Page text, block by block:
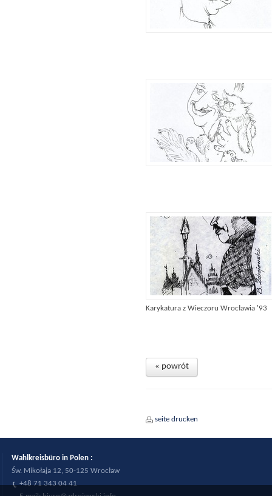
Karykatura z Wieczoru Wrocławia '93
« powrót
seite drucken
Wahlkreisbüro in Polen :
Św. Mikołaja 12, 50-125 Wrocław
+48 71 343 04 41